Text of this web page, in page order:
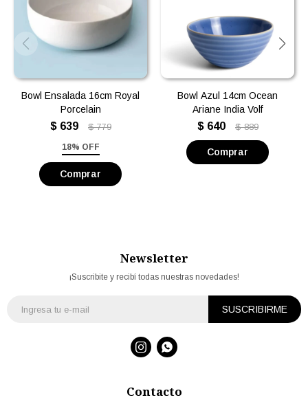
Bowl Ensalada 16cm Royal
Porcelain
$ 639 $ 779
18% OFF
Bowl Azul 14cm Ocean
Ariane India Volf
$ 640 $ 889
Contacto
Newsletter
¡Suscribite y recibí todas nuestras novedades!
SUSCRIBIRME
 